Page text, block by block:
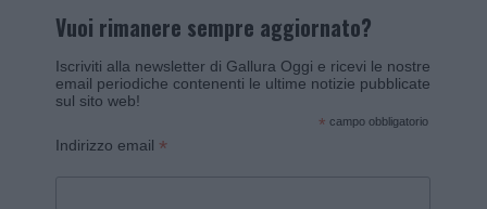
Vuoi rimanere sempre aggiornato?
Iscriviti alla newsletter di Gallura Oggi e ricevi le nostre
email periodiche contenenti le ultime notizie pubblicate
sul sito web!
* campo obbligatorio
Indirizzo email *